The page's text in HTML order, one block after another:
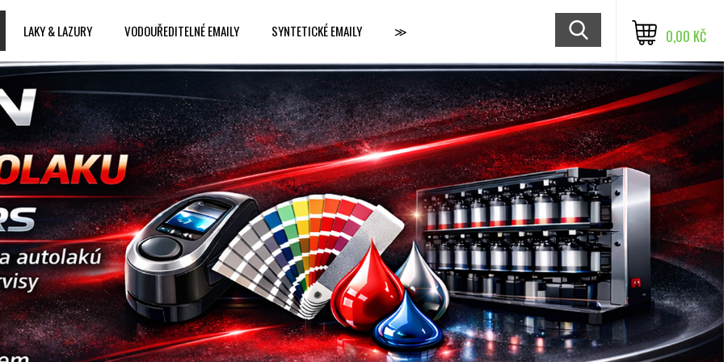
LAKY & LAZURY VODOUŘEDITELNÉ EMAILY SYNTETICKÉ EMAILY ≫ 0,00 KČ